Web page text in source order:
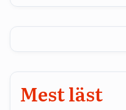
Mest läst